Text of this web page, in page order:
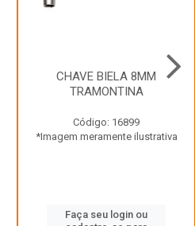
CHAVE BIELA 8MM
TRAMONTINA
Código: 16899
*Imagem meramente ilustrativa
Faça seu login ou